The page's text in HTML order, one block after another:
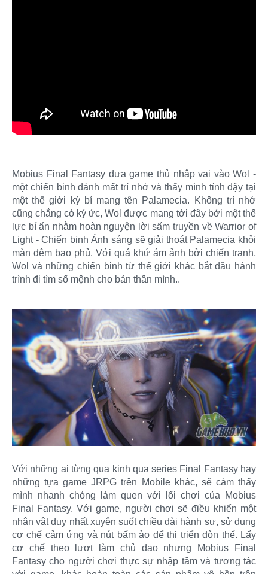
Mobius Final Fantasy đưa game thủ nhập vai vào Wol -
một chiến binh đánh mất trí nhớ và thấy mình tỉnh dậy tại
một thế giới kỳ bí mang tên Palamecia. Không trí nhớ
cũng chẳng có ký ức, Wol được mang tới đây bởi một thế
lực bí ẩn nhằm hoàn nguyện lời sấm truyền về Warrior of
Light - Chiến binh Ánh sáng sẽ giải thoát Palamecia khỏi
màn đêm bao phủ. Với quá khứ ám ảnh bởi chiến tranh,
Wol và những chiến binh từ thế giới khác bắt đầu hành
trình đi tìm số mệnh cho bản thân mình..
Với những ai từng qua kinh qua series Final Fantasy hay
những tựa game JRPG trên Mobile khác, sẽ cảm thấy
mình nhanh chóng làm quen với lối chơi của Mobius
Final Fantasy. Với game, người chơi sẽ điều khiển một
nhân vật duy nhất xuyên suốt chiều dài hành sự, sử dụng
cơ chế cảm ứng và nút bấm ảo để thi triển đòn thế. Lấy
cơ chế theo lượt làm chủ đạo nhưng Mobius Final
Fantasy cho người chơi thực sự nhập tâm và tương tác